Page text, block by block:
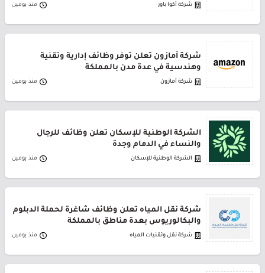
شركة أكوا باور منذ يومين
شركة أمازون تعلن توفر وظائف إدارية وتقنية
وهندسية في عدة مدن بالمملكة
شركة أمازون منذ يومين
الشركة الوطنية للإسكان تعلن وظائف للرجال
والنساء في الدمام وجدة
الشركة الوطنية للإسكان منذ يومين
شركة نقل المياه تعلن وظائف شاغرة لحملة الدبلوم
والبكالوريوس بعدة مناطق بالمملكة
شركة نقل وتقنيات المياه منذ يومين